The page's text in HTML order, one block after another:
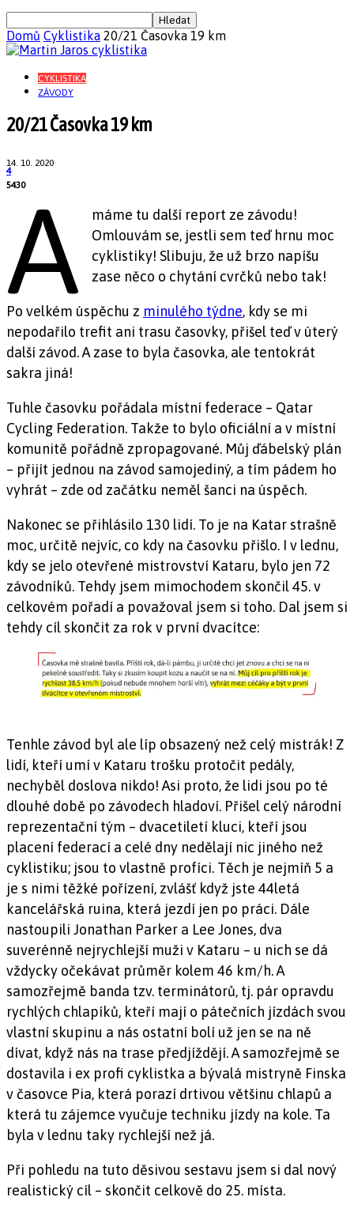
Domů Cyklistika 20/21 Časovka 19 km
CYKLISTIKA
ZÁVODY
20/21 Časovka 19 km
14. 10. 2020
4
5430
A
máme tu další report ze závodu!
Omlouvám se, jestli sem teď hrnu moc
cyklistiky! Slibuju, že už brzo napíšu
zase něco o chytání cvrčků nebo tak!
Po velkém úspěchu z minulého týdne, kdy se mi
nepodařilo trefit ani trasu časovky, přišel teď v úterý
další závod. A zase to byla časovka, ale tentokrát
sakra jiná!
Tuhle časovku pořádala místní federace – Qatar
Cycling Federation. Takže to bylo oficiální a v místní
komunitě pořádně zpropagované. Můj ďábelský plán
– přijít jednou na závod samojediný, a tím pádem ho
vyhrát – zde od začátku neměl šanci na úspěch.
Nakonec se přihlásilo 130 lidí. To je na Katar strašně
moc, určitě nejvíc, co kdy na časovku přišlo. I v lednu,
kdy se jelo otevřené mistrovství Kataru, bylo jen 72
závodníků. Tehdy jsem mimochodem skončil 45. v
celkovém pořadí a považoval jsem si toho. Dal jsem si
tehdy cíl skončit za rok v první dvacítce:
Tenhle závod byl ale líp obsazený než celý mistrák! Z
lidí, kteří umí v Kataru trošku protočit pedály,
nechyběl doslova nikdo! Asi proto, že lidi jsou po té
dlouhé době po závodech hladoví. Přišel celý národní
reprezentační tým – dvacetiletí kluci, kteří jsou
placení federací a celé dny nedělají nic jiného než
cyklistiku; jsou to vlastně profíci. Těch je nejmíň 5 a
je s nimi těžké pořízení, zvlášť když jste 44letá
kancelářská ruina, která jezdí jen po práci. Dále
nastoupili Jonathan Parker a Lee Jones, dva
suverénně nejrychlejší muži v Kataru – u nich se dá
vždycky očekávat průměr kolem 46 km/h. A
samozřejmě banda tzv. terminátorů, tj. pár opravdu
rychlých chlapíků, kteří mají o pátečních jízdách svou
vlastní skupinu a nás ostatní bolí už jen se na ně
dívat, když nás na trase předjíždějí. A samozřejmě se
dostavila i ex profi cyklistka a bývalá mistryně Finska
v časovce Pia, která porazí drtivou většinu chlapů a
která tu zájemce vyučuje techniku jízdy na kole. Ta
byla v lednu taky rychlejší než já.
Při pohledu na tuto děsivou sestavu jsem si dal nový
realistický cíl – skončit celkově do 25. místa.